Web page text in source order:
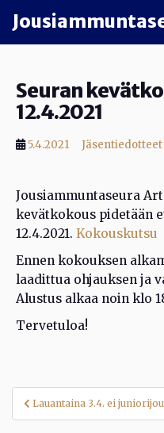
Seuran
12.4.2021
5.4.2021 Jäsentiedotteet
Jousiammuntaseura
kevätkokous pidetään
12.4.2021. Kokouskutsu
Ennen kokouksen
laadittua ohjauksen ja
Alustus alkaa noin klo
Tervetuloa!
Artikkelien
selaus
Lauantaina 3.4. ei